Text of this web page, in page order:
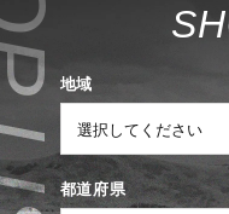
SH
地域
都道府県